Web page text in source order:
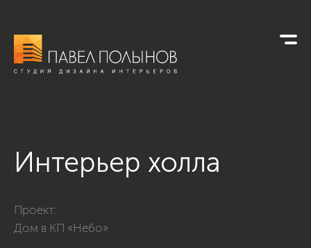
Интерьер холла
Проект:
Дом в КП «Небо»